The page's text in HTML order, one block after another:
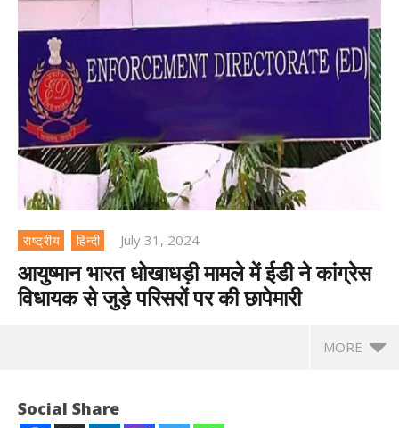
राष्ट्रीय हिन्दी July 31, 2024
आयुष्मान भारत धोखाधड़ी मामले में ईडी ने कांग्रेस
विधायक से जुड़े परिसरों पर की छापेमारी
MORE
Social Share